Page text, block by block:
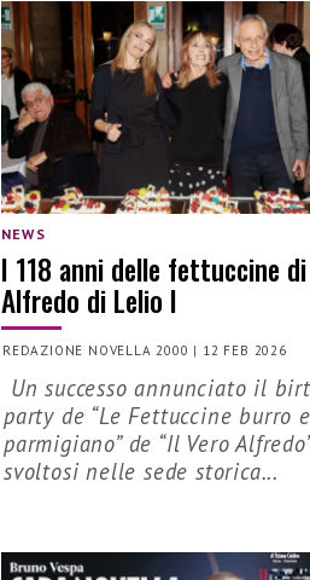
NEWS
I 118 anni delle fettuccine di
Alfredo di Lelio I
REDAZIONE NOVELLA 2000 | 12 FEB 2026
Un successo annunciato il
party de “Le Fettuccine burro e
parmigiano” de “Il Vero
svoltosi nelle sede storica...